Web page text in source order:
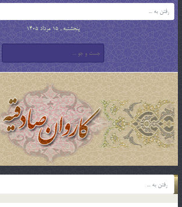
پنجشنبه , 15 مرداد 1405